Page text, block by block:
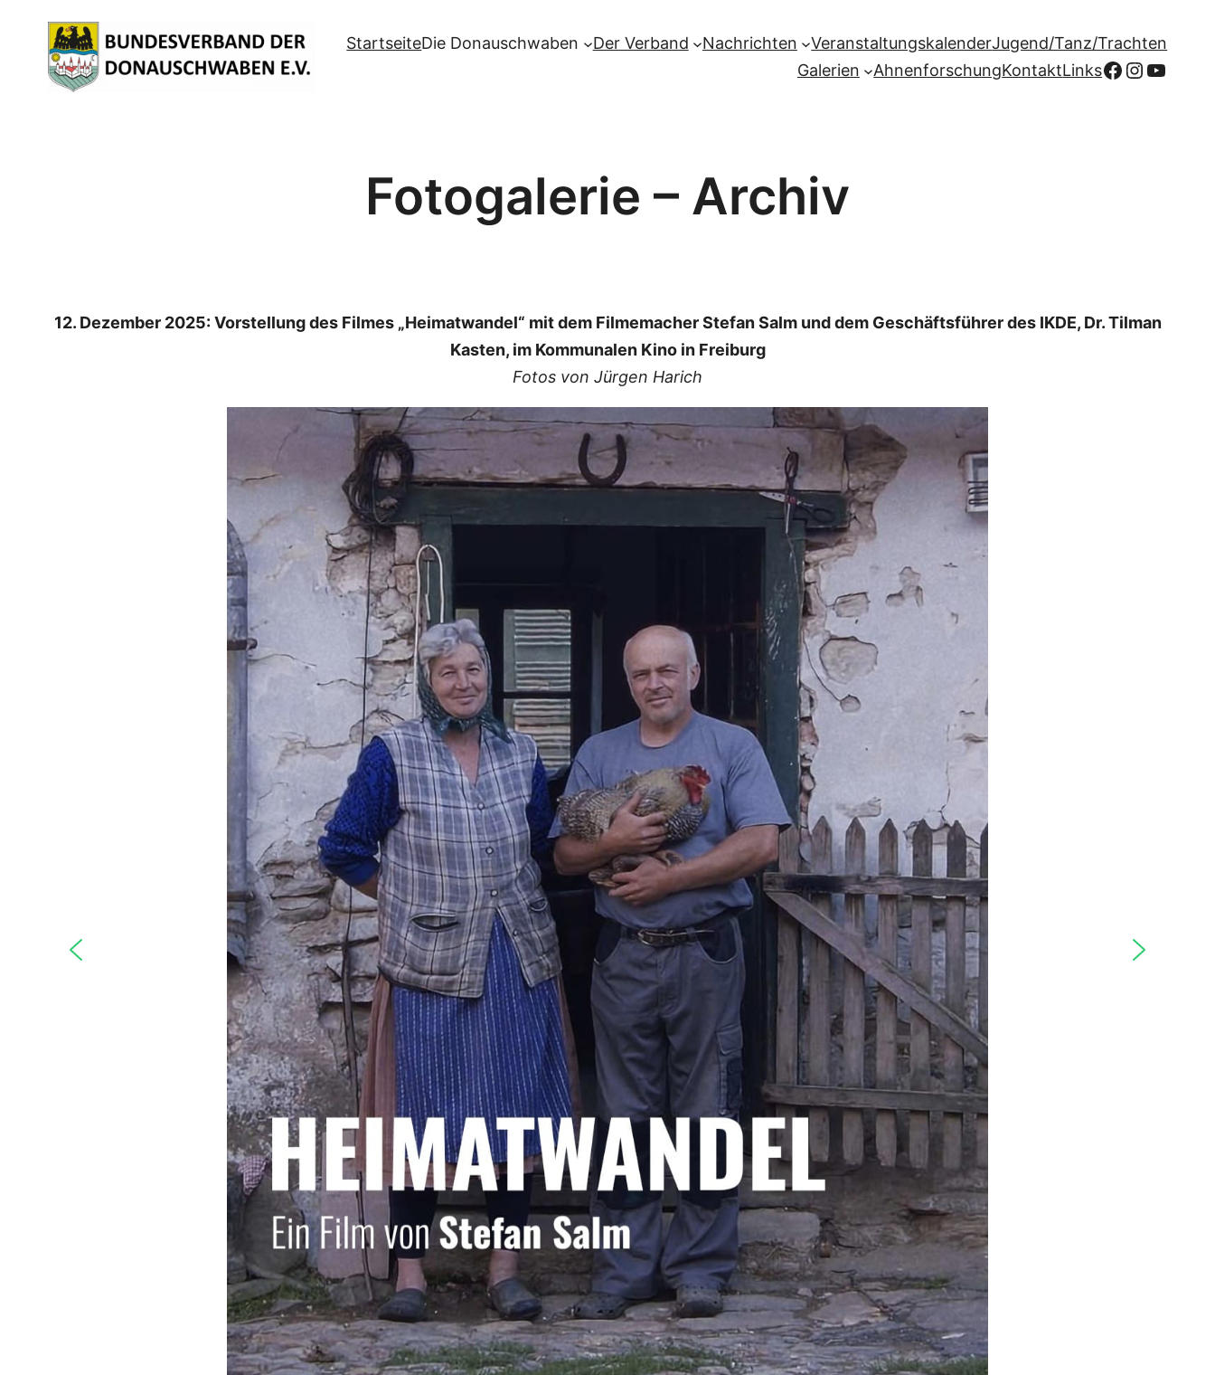
Inhalt
springen
StartseiteDie Donauschwaben Der Verband Nachrichten VeranstaltungskalenderJugend/Tanz/Trachten
Galerien
AhnenforschungKontaktLinksFacebook
Fotogalerie – Archiv
12. Dezember 2025: Vorstellung des Filmes „Heimatwandel“ mit dem Filmemacher Stefan Salm und dem Geschäftsführer des IKDE, Dr. Tilman
Kasten, im Kommunalen Kino in Freiburg
Fotos von Jürgen Harich